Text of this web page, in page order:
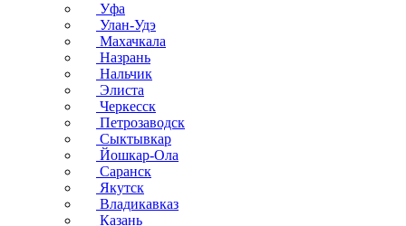
Уфа
Улан-Удэ
Махачкала
Назрань
Нальчик
Элиста
Черкесск
Петрозаводск
Сыктывкар
Йошкар-Ола
Саранск
Якутск
Владикавказ
Казань